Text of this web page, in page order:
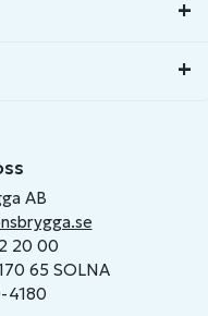
AB
20 00
65 SOLNA
4180